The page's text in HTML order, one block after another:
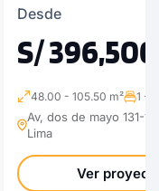
Desde
S/ 396,500
48.00 - 105.50 m² 1 -
Av, dos de mayo 131-
Lima
Ver